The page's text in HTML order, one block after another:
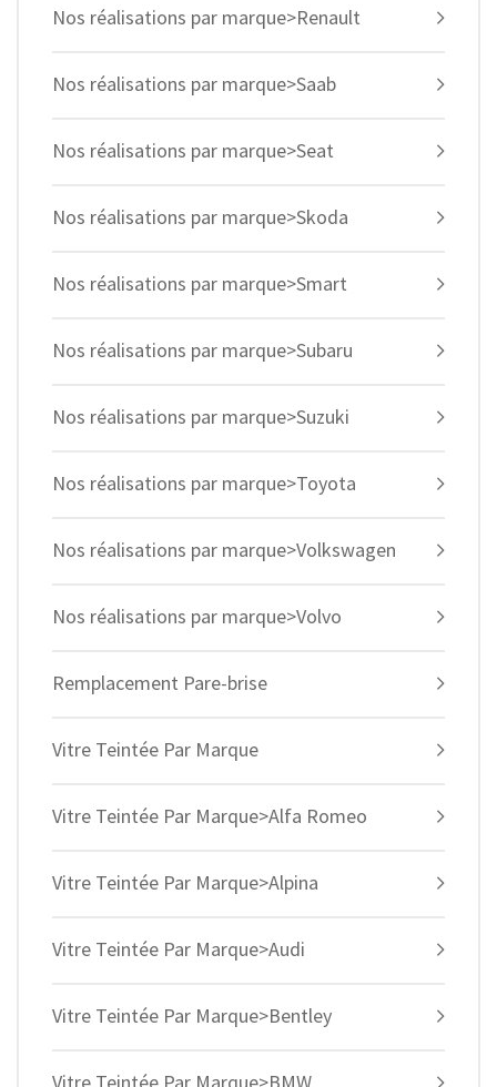
Nos réalisations par marque>Renault
Nos réalisations par marque>Saab
Nos réalisations par marque>Seat
Nos réalisations par marque>Skoda
Nos réalisations par marque>Smart
Nos réalisations par marque>Subaru
Nos réalisations par marque>Suzuki
Nos réalisations par marque>Toyota
Nos réalisations par marque>Volkswagen
Nos réalisations par marque>Volvo
Remplacement Pare-brise
Vitre Teintée Par Marque
Vitre Teintée Par Marque>Alfa Romeo
Vitre Teintée Par Marque>Alpina
Vitre Teintée Par Marque>Audi
Vitre Teintée Par Marque>Bentley